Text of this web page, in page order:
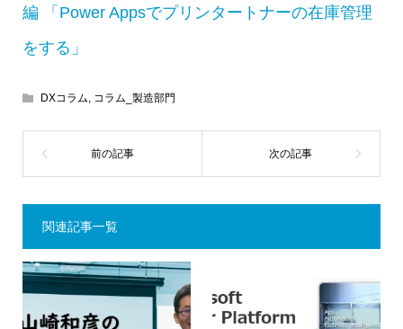
編 「Power Appsでプリンタートナーの在庫管理
をする」
DXコラム, コラム_製造部門
関連記事一覧